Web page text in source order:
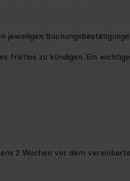
jeweiligen
fristlos zu kündigen. Ein
2 Wochen vor dem